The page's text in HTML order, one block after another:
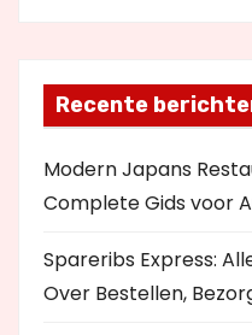
Recente
Modern Japans
Complete Gids voor
Spareribs Express:
Over Bestellen,